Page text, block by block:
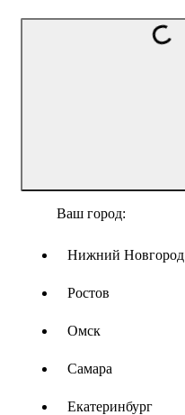
Ваш город:
Нижний Новгород
Ростов
Омск
Самара
Екатеринбург